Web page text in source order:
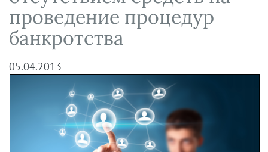
Прямые эфиры
проведение процедур
банкротства
05.04.2013